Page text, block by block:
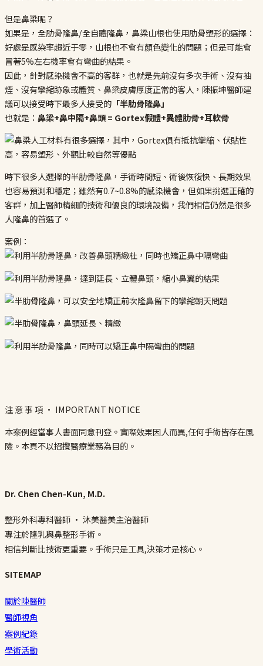
但是鼻梁呢？
如果是，全肋骨隆鼻/全自體隆鼻，鼻梁山根也使用肋骨塑形的選擇：
好處是感染率趨近于零，山根也不會有顏色變化的問題；但是可能會
冒著5%左右機率會有彎曲的結果。
因此，針對感染機會不高的客群，也就是先前沒有多次手術、沒有抽
煙、沒有攣縮跡象或體質、鼻梁皮膚厚度正常的客人，陳振坤醫師建
議可以接受時下最多人接受的 「半肋骨隆鼻」
也就是： 鼻梁+鼻中隔+鼻頭 = Gortex假體+異體肋骨+耳軟骨
時下很多人選擇的半肋骨隆鼻，手術時間短、術後恢復快、長期效果
也容易預測和穩定；雖然有0.7~0.8%的感染機會，但如果挑選正確的
客群，加上醫師精細的技術和優良的環境設備，我們相信仍然是很多
人隆鼻的首選了。
案例：
注 意 事 項 · IMPORTANT NOTICE
本案例經當事人書面同意刊登。實際效果因人而異,任何手術皆存在風
險。本頁不以招攬醫療業務為目的。
Dr. Chen Chen-Kun, M.D.
整形外科專科醫師 · 沐美醫美主治醫師
專注於隆乳與鼻整形手術。
相信判斷比技術更重要。手術只是工具,決策才是核心。
SITEMAP
關於陳醫師
醫師視角
案例紀錄
學術活動